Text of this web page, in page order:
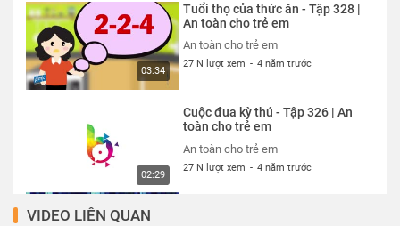
03:34
Tuổi thọ của thức ăn - Tập 328 |
An toàn cho trẻ em
An toàn cho trẻ em
27 N lượt xem - 4 năm trước
02:29
Cuộc đua kỳ thú - Tập 326 | An
toàn cho trẻ em
An toàn cho trẻ em
27 N lượt xem - 4 năm trước
VIDEO LIÊN QUAN